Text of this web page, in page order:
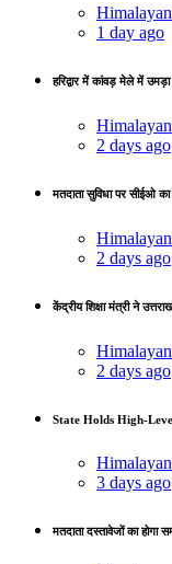
1 day ago
हरिद्वार में कांवड़ मेले में
2 days ago
मतदाता सुविधा पर सीईओ
2 days ago
केंद्रीय शिक्षा मंत्री ने
2 days ago
State Holds High-
3 days ago
मतदाता दस्तावेजों का होगा